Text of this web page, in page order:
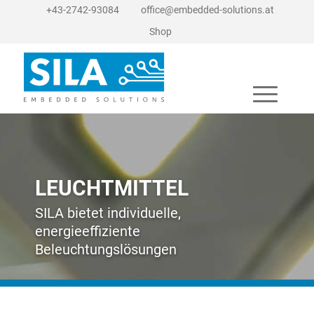
+43-2742-93084
office@embedded-solutions.at
Shop
LEUCHTMITTEL
SILA bietet individuelle,
energieeffiziente
Beleuchtungslösungen